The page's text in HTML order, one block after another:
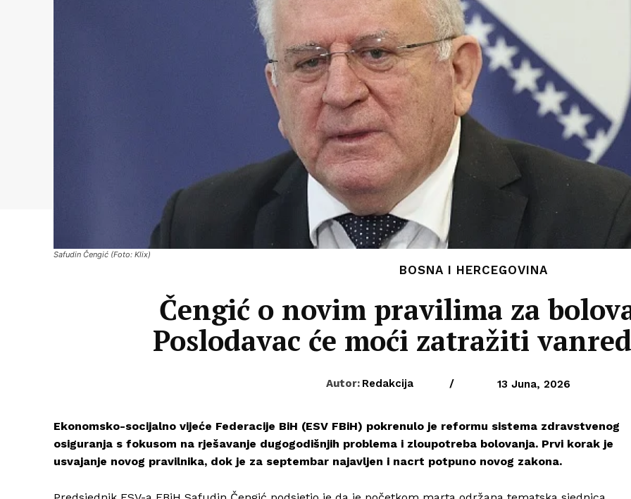
Safudin Čengić (Foto: Klix)
BOSNA I HERCEGOVINA
Čengić o novim pravilima za
Poslodavac će moći zatražiti
Autor: Redakcija / 13 Juna, 2026
Ekonomsko-socijalno vijeće Federacije BiH (ESV FBiH) pokrenulo je reformu sistema zdravstvenog
osiguranja s fokusom na rješavanje dugogodišnjih problema i zloupotreba bolovanja. Prvi korak je
usvajanje novog pravilnika, dok je za septembar najavljen i nacrt potpuno novog zakona.